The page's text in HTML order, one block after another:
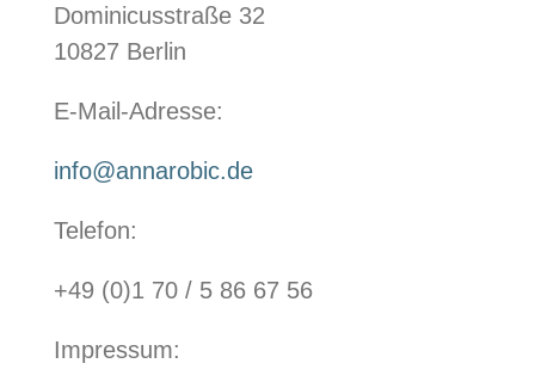
Dominicusstraße 32
10827 Berlin
E-Mail-Adresse:
info@annarobic.de
Telefon:
+49 (0)1 70 / 5 86 67 56
Impressum: